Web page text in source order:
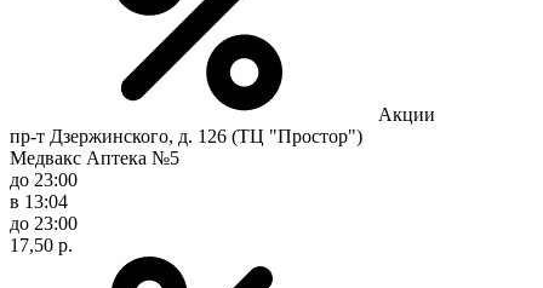
Акции
пр-т Дзержинского, д. 126 (ТЦ "Простор")
Медвакс Аптека №5
до 23:00
в 13:04
до 23:00
17,50 р.